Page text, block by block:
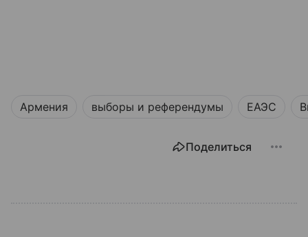
Армения выборы и референдумы ЕАЭС
Поделиться